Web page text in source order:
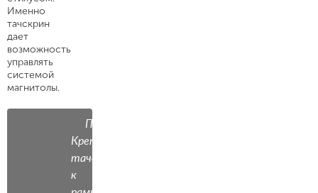
Именно
тачскрин
дает
возможность
управлять
системой
магнитолы.
Примечание.
Крепление
тачскрина
к